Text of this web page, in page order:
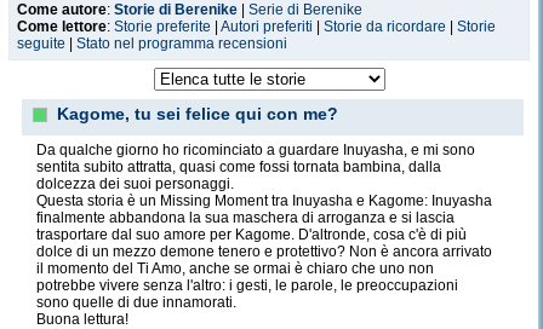
Come autore: Storie di Berenike
Serie di Berenike
Come lettore: Storie preferite Autori preferiti Storie da ricordare
Storie
seguite
Stato nel programma recensioni
Kagome, tu sei felice qui con me?
Da qualche giorno ho ricominciato a guardare Inuyasha, e mi sono
sentita subito attratta, quasi come fossi tornata bambina, dalla
dolcezza dei suoi personaggi.
Questa storia è un Missing Moment tra Inuyasha e Kagome: Inuyasha
finalmente abbandona la sua maschera di arroganza e si lascia
trasportare dal suo amore per Kagome. D'altronde, cosa c'è di più
dolce di un mezzo demone tenero e protettivo? Non è ancora arrivato
il momento del Ti Amo, anche se ormai è chiaro che uno non
potrebbe vivere senza l'altro: i gesti, le parole, le preoccupazioni
sono quelle di due innamorati.
Buona lettura!